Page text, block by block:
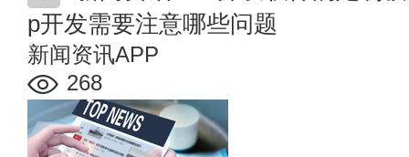
p开发需要注意哪些问题
新闻资讯APP
268